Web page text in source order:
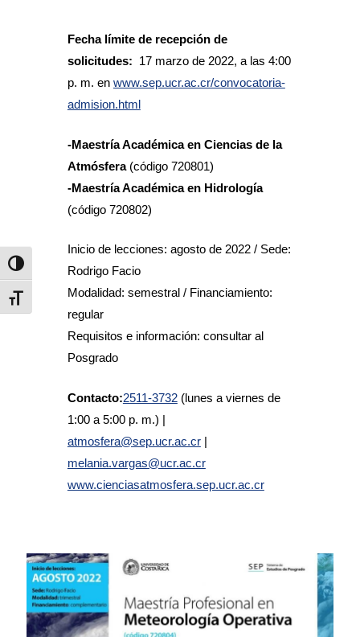
Alternar alto contraste
Alternar tamaño de letra
Fecha límite de recepción de
solicitudes: 17 marzo de 2022, a las 4:00
p. m. en www.sep.ucr.ac.cr/convocatoria-
admision.html
-Maestría Académica en Ciencias de la
Atmósfera(código 720801)
-Maestría Académica en Hidrología
(código 720802)
Inicio de lecciones: agosto de 2022 / Sede:
Rodrigo Facio
Modalidad: semestral / Financiamiento:
regular
Requisitos e información: consultar al
Posgrado
Contacto:2511-3732(lunes a viernes de
1:00 a 5:00 p. m.) |
atmosfera@sep.ucr.ac.cr|
melania.vargas@ucr.ac.cr
www.cienciasatmosfera.sep.ucr.ac.cr